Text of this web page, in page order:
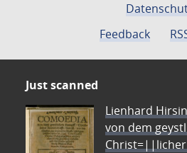
Feedback
Just scanned
Lienhard
von dem